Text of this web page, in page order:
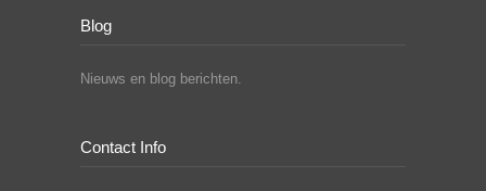
Blog
Nieuws en blog berichten.
Contact Info